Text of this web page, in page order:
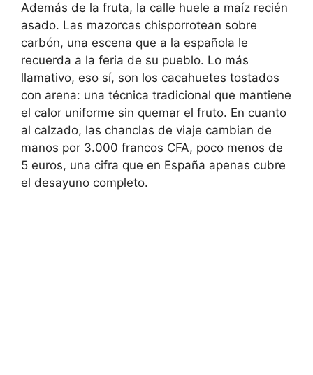
Además de la fruta, la calle huele a maíz recién
asado. Las mazorcas chisporrotean sobre
carbón, una escena que a la española le
recuerda a la feria de su pueblo. Lo más
llamativo, eso sí, son los cacahuetes tostados
con arena: una técnica tradicional que mantiene
el calor uniforme sin quemar el fruto. En cuanto
al calzado, las chanclas de viaje cambian de
manos por 3.000 francos CFA, poco menos de
5 euros, una cifra que en España apenas cubre
el desayuno completo.